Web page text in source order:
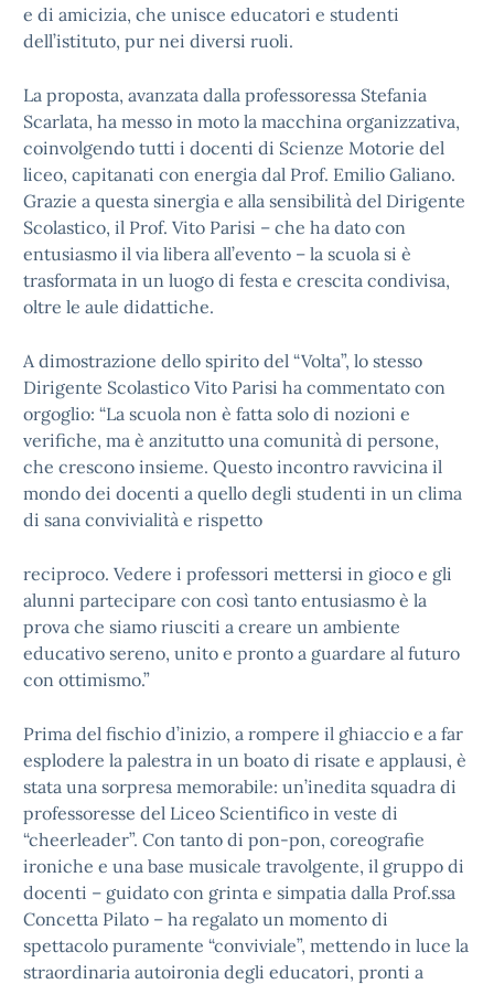
e di amicizia, che unisce educatori e studenti
dell’istituto, pur nei diversi ruoli.
La proposta, avanzata dalla professoressa Stefania
Scarlata, ha messo in moto la macchina organizzativa,
coinvolgendo tutti i docenti di Scienze Motorie del
liceo, capitanati con energia dal Prof. Emilio Galiano.
Grazie a questa sinergia e alla sensibilità del Dirigente
Scolastico, il Prof. Vito Parisi – che ha dato con
entusiasmo il via libera all’evento – la scuola si è
trasformata in un luogo di festa e crescita condivisa,
oltre le aule didattiche.
A dimostrazione dello spirito del “Volta”, lo stesso
Dirigente Scolastico Vito Parisi ha commentato con
orgoglio: “La scuola non è fatta solo di nozioni e
verifiche, ma è anzitutto una comunità di persone,
che crescono insieme. Questo incontro ravvicina il
mondo dei docenti a quello degli studenti in un clima
di sana convivialità e rispetto
reciproco. Vedere i professori mettersi in gioco e gli
alunni partecipare con così tanto entusiasmo è la
prova che siamo riusciti a creare un ambiente
educativo sereno, unito e pronto a guardare al futuro
con ottimismo.”
Prima del fischio d’inizio, a rompere il ghiaccio e a far
esplodere la palestra in un boato di risate e applausi, è
stata una sorpresa memorabile: un’inedita squadra di
professoresse del Liceo Scientifico in veste di
“cheerleader”. Con tanto di pon-pon, coreografie
ironiche e una base musicale travolgente, il gruppo di
docenti – guidato con grinta e simpatia dalla Prof.ssa
Concetta Pilato – ha regalato un momento di
spettacolo puramente “conviviale”, mettendo in luce la
straordinaria autoironia degli educatori, pronti a